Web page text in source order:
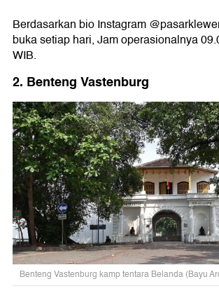
Berdasarkan bio Instagram
buka setiap hari, Jam operasionalnya
WIB.
2. Benteng Vastenburg
Benteng Vastenburg kamp tentara Belanda (Bayu